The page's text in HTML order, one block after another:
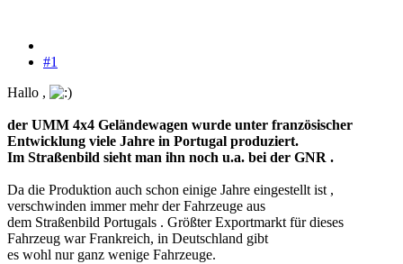
#1
Hallo ,
der UMM 4x4 Geländewagen wurde unter französischer
Entwicklung viele Jahre in Portugal produziert.
Im Straßenbild sieht man ihn noch u.a. bei der GNR .
Da die Produktion auch schon einige Jahre eingestellt ist ,
verschwinden immer mehr der Fahrzeuge aus
dem Straßenbild Portugals . Größter Exportmarkt für dieses
Fahrzeug war Frankreich, in Deutschland gibt
es wohl nur ganz wenige Fahrzeuge.